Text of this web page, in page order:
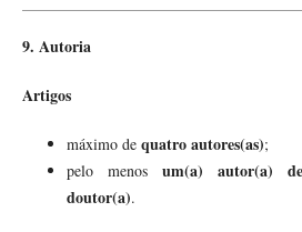
9. Autoria
Artigos
máximo de quatro autores(as);
pelo menos um(a) autor(a)
doutor(a).